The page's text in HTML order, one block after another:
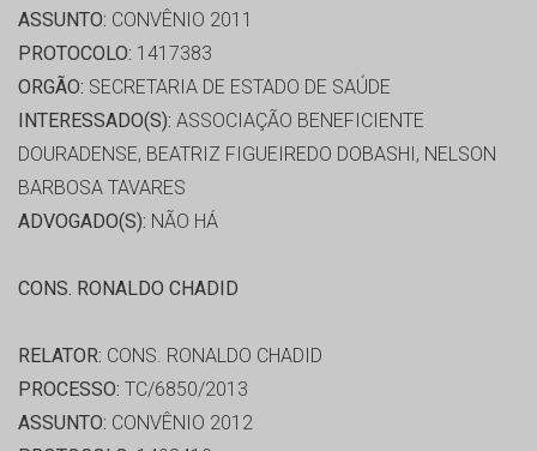
ASSUNTO: CONVÊNIO 2011
PROTOCOLO: 1417383
ORGÃO: SECRETARIA DE ESTADO DE SAÚDE
INTERESSADO(S): ASSOCIAÇÃO BENEFICIENTE
DOURADENSE, BEATRIZ FIGUEIREDO DOBASHI, NELSON
BARBOSA TAVARES
ADVOGADO(S): NÃO HÁ
CONS. RONALDO CHADID
RELATOR: CONS. RONALDO CHADID
PROCESSO: TC/6850/2013
ASSUNTO: CONVÊNIO 2012